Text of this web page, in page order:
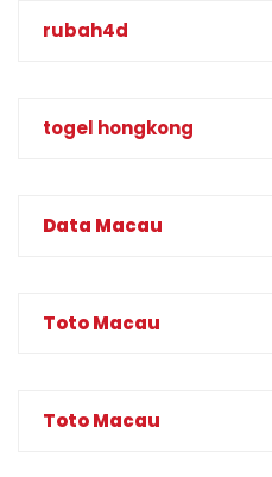
rubah4d
togel hongkong
Data Macau
Toto Macau
Toto Macau